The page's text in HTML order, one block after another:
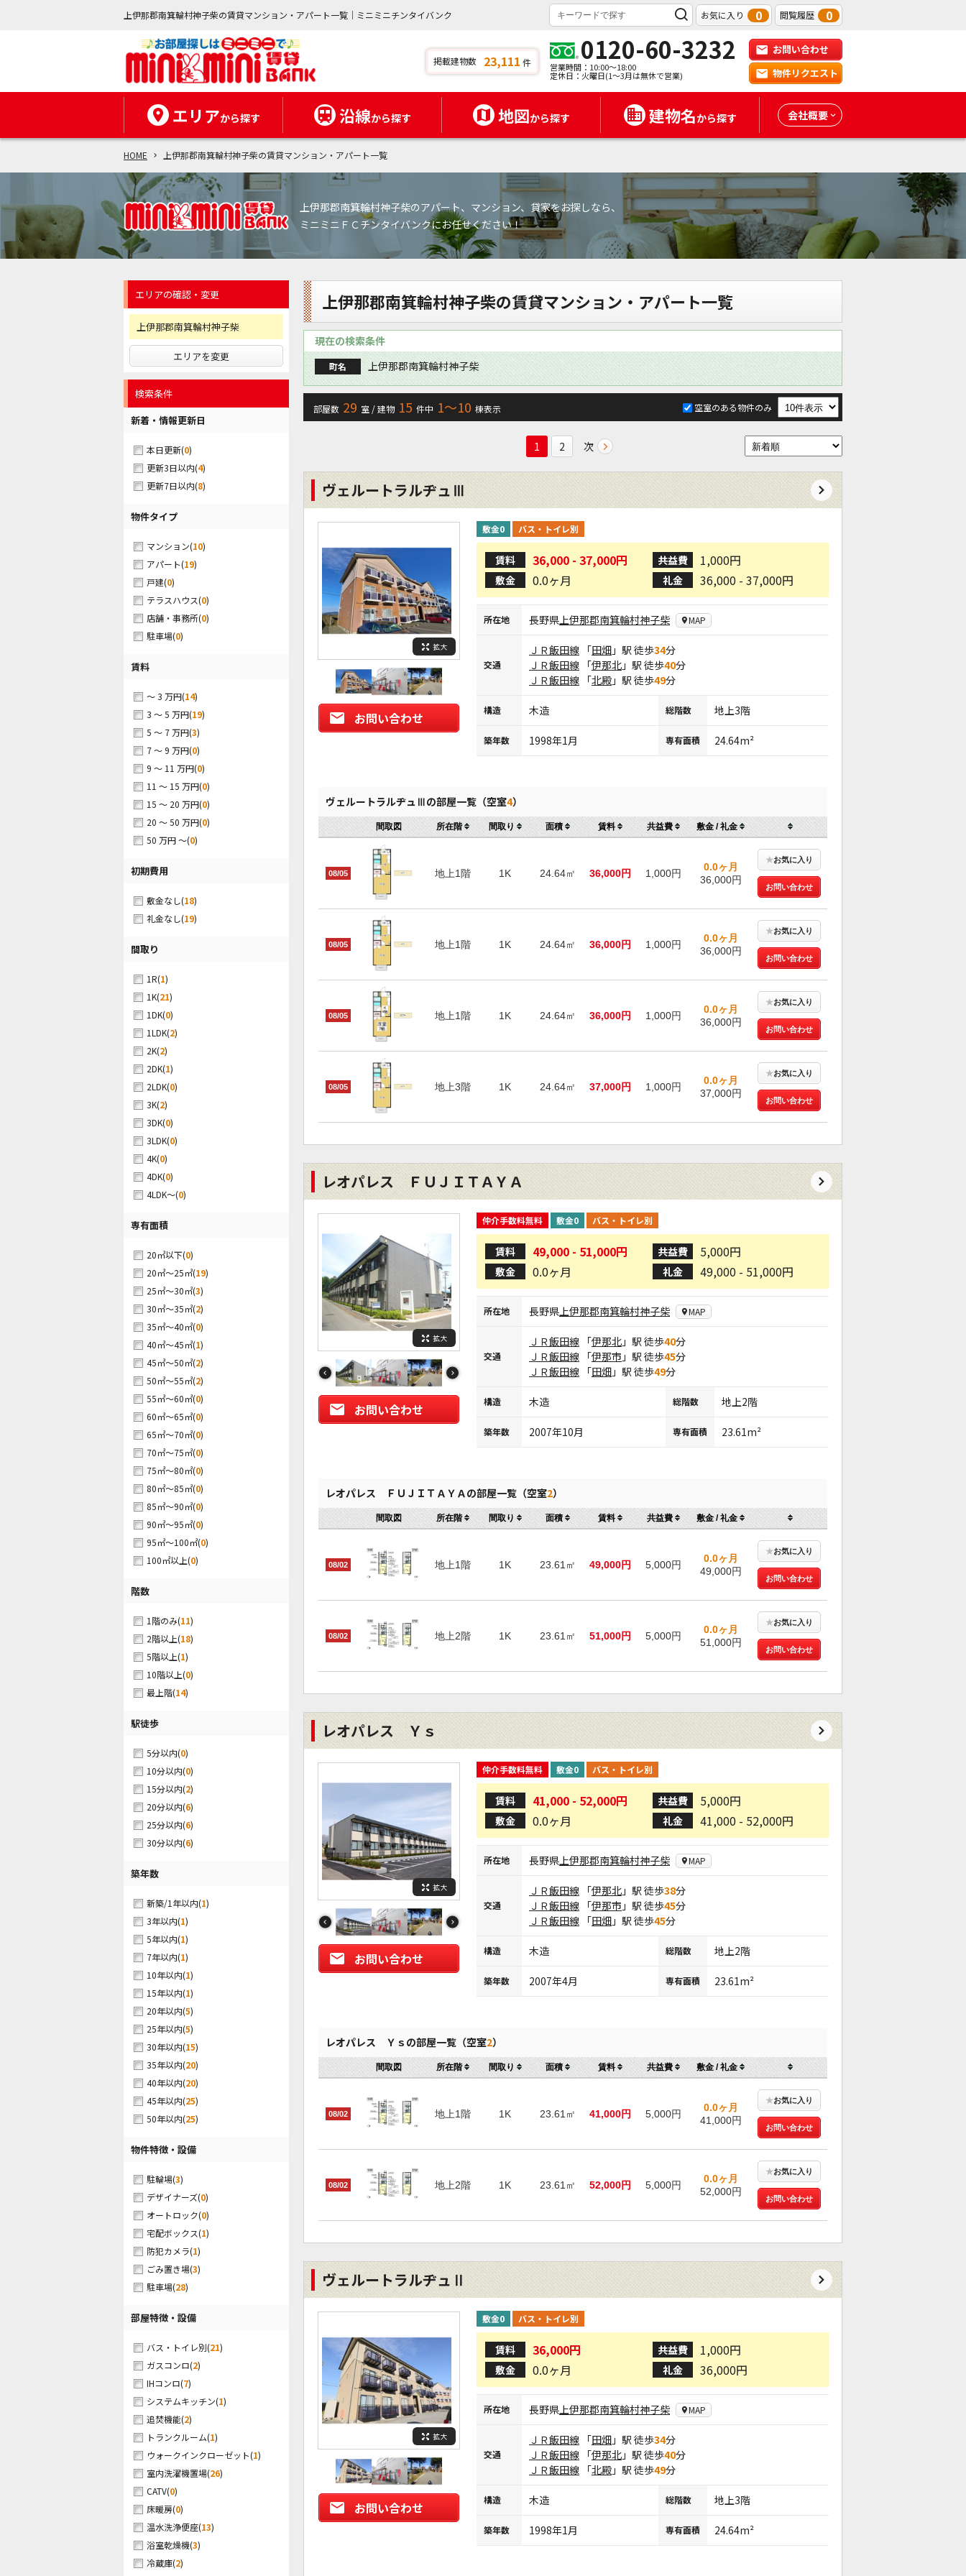
上伊那郡南箕輪村神子柴の賃貸マンション・アパート一覧｜ミニミニチンタイバンク お気に入り 0 閲覧履歴 0
掲載建物数 23,111 件 0120-60-3232
営業時間：10:00～18:00
定休日：火曜日(1～3月は無休で営業)
お問い合わせ
物件リクエスト
エリアから探す 沿線から探す 地図から探す 建物名から探す 会社概要
HOME 上伊那郡南箕輪村神子柴の賃貸マンション・アパート一覧
上伊那郡南箕輪村神子柴のアパート、マンション、貸家をお探しなら、
ミニミニＦＣチンタイバンクにお任せください！
エリアの確認・変更
上伊那郡南箕輪村神子柴
エリアを変更
検索条件
新着・情報更新日
本日更新(0)
更新3日以内(4)
更新7日以内(8)
物件タイプ
マンション(10)
アパート(19)
戸建(0)
テラスハウス(0)
店舗・事務所(0)
駐車場(0)
賃料
～ 3 万円(14)
3 ～ 5 万円(19)
5 ～ 7 万円(3)
7 ～ 9 万円(0)
9 ～ 11 万円(0)
11 ～ 15 万円(0)
15 ～ 20 万円(0)
20 ～ 50 万円(0)
50 万円 ～(0)
初期費用
敷金なし(18)
礼金なし(19)
間取り
1R(1)
1K(21)
1DK(0)
1LDK(2)
2K(2)
2DK(1)
2LDK(0)
3K(2)
3DK(0)
3LDK(0)
4K(0)
4DK(0)
4LDK～(0)
専有面積
20㎡以下(0)
20㎡～25㎡(19)
25㎡～30㎡(3)
30㎡～35㎡(2)
35㎡～40㎡(0)
40㎡～45㎡(1)
45㎡～50㎡(2)
50㎡～55㎡(2)
55㎡～60㎡(0)
60㎡～65㎡(0)
65㎡～70㎡(0)
70㎡～75㎡(0)
75㎡～80㎡(0)
80㎡～85㎡(0)
85㎡～90㎡(0)
90㎡～95㎡(0)
95㎡～100㎡(0)
100㎡以上(0)
階数
1階のみ(11)
2階以上(18)
5階以上(1)
10階以上(0)
最上階(14)
駅徒歩
5分以内(0)
10分以内(0)
15分以内(2)
20分以内(6)
25分以内(6)
30分以内(6)
築年数
新築/1年以内(1)
3年以内(1)
5年以内(1)
7年以内(1)
10年以内(1)
15年以内(1)
20年以内(5)
25年以内(5)
30年以内(15)
35年以内(20)
40年以内(20)
45年以内(25)
50年以内(25)
物件特徴・設備
駐輪場(3)
デザイナーズ(0)
オートロック(0)
宅配ボックス(1)
防犯カメラ(1)
ごみ置き場(3)
駐車場(28)
部屋特徴・設備
バス・トイレ別(21)
ガスコンロ(2)
IHコンロ(7)
システムキッチン(1)
追焚機能(2)
トランクルーム(1)
ウォークインクローゼット(1)
室内洗濯機置場(26)
CATV(0)
床暖房(0)
温水洗浄便座(13)
浴室乾燥機(3)
冷蔵庫(2)
上伊那郡南箕輪村神子柴の賃貸マンション・アパート一覧
現在の検索条件
町名 上伊那郡南箕輪村神子柴
部屋数 29 室 / 建物 15 件中 1〜10 棟表示 空室のある物件のみ
1 2 次
ヴェルートラルヂュⅢ
拡大
お問い合わせ
敷金0 バス・トイレ別
賃料 36,000 - 37,000円 共益費 1,000円
敷金 0.0ヶ月 礼金 36,000 - 37,000円
所在地 長野県上伊那郡南箕輪村神子柴 MAP
交通
ＪＲ飯田線 「田畑 」駅 徒歩34分
ＪＲ飯田線 「伊那北 」駅 徒歩40分
ＪＲ飯田線 「北殿 」駅 徒歩49分
構造 木造 総階数 地上3階
築年数 1998年1月 専有面積 24.64m²
ヴェルートラルヂュⅢの部屋一覧（空室4）
間取図 所在階 間取り 面積 賃料 共益費 敷金 / 礼金
08/05 地上1階 1K 24.64㎡ 36,000円 1,000円
0.0ヶ月
36,000円
★お気に入り
お問い合わせ
08/05 地上1階 1K 24.64㎡ 36,000円 1,000円
0.0ヶ月
36,000円
★お気に入り
お問い合わせ
08/05 地上1階 1K 24.64㎡ 36,000円 1,000円
0.0ヶ月
36,000円
★お気に入り
お問い合わせ
08/05 地上3階 1K 24.64㎡ 37,000円 1,000円
0.0ヶ月
37,000円
★お気に入り
お問い合わせ
レオパレス ＦＵＪＩＴＡＹＡ
拡大
お問い合わせ
仲介手数料無料 敷金0 バス・トイレ別
賃料 49,000 - 51,000円 共益費 5,000円
敷金 0.0ヶ月 礼金 49,000 - 51,000円
所在地 長野県上伊那郡南箕輪村神子柴 MAP
交通
ＪＲ飯田線 「伊那北 」駅 徒歩40分
ＪＲ飯田線 「伊那市 」駅 徒歩45分
ＪＲ飯田線 「田畑 」駅 徒歩49分
構造 木造 総階数 地上2階
築年数 2007年10月 専有面積 23.61m²
レオパレス ＦＵＪＩＴＡＹＡの部屋一覧（空室2）
間取図 所在階 間取り 面積 賃料 共益費 敷金 / 礼金
08/02 地上1階 1K 23.61㎡ 49,000円 5,000円
0.0ヶ月
49,000円
★お気に入り
お問い合わせ
08/02 地上2階 1K 23.61㎡ 51,000円 5,000円
0.0ヶ月
51,000円
★お気に入り
お問い合わせ
レオパレス Ｙｓ
拡大
お問い合わせ
仲介手数料無料 敷金0 バス・トイレ別
賃料 41,000 - 52,000円 共益費 5,000円
敷金 0.0ヶ月 礼金 41,000 - 52,000円
所在地 長野県上伊那郡南箕輪村神子柴 MAP
交通
ＪＲ飯田線 「伊那北 」駅 徒歩38分
ＪＲ飯田線 「伊那市 」駅 徒歩45分
ＪＲ飯田線 「田畑 」駅 徒歩45分
構造 木造 総階数 地上2階
築年数 2007年4月 専有面積 23.61m²
レオパレス Ｙｓの部屋一覧（空室2）
間取図 所在階 間取り 面積 賃料 共益費 敷金 / 礼金
08/02 地上1階 1K 23.61㎡ 41,000円 5,000円
0.0ヶ月
41,000円
★お気に入り
お問い合わせ
08/02 地上2階 1K 23.61㎡ 52,000円 5,000円
0.0ヶ月
52,000円
★お気に入り
お問い合わせ
ヴェルートラルヂュⅡ
拡大
お問い合わせ
敷金0 バス・トイレ別
賃料 36,000円 共益費 1,000円
敷金 0.0ヶ月 礼金 36,000円
所在地 長野県上伊那郡南箕輪村神子柴 MAP
交通
ＪＲ飯田線 「田畑 」駅 徒歩34分
ＪＲ飯田線 「伊那北 」駅 徒歩40分
ＪＲ飯田線 「北殿 」駅 徒歩49分
構造 木造 総階数 地上3階
築年数 1998年1月 専有面積 24.64m²